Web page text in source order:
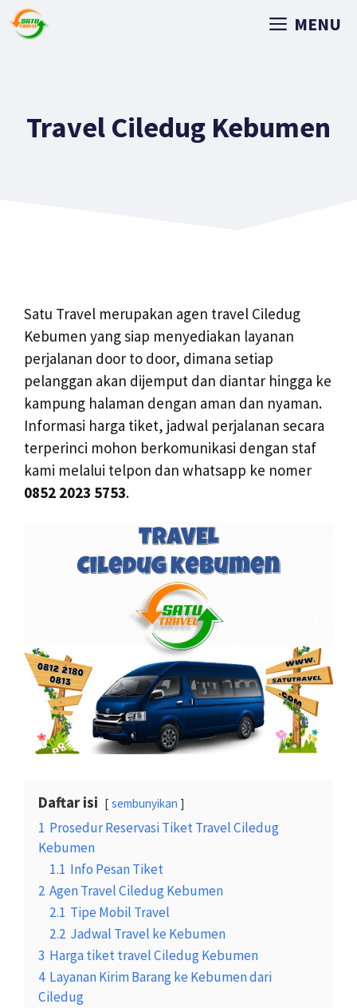
MENU
Travel Ciledug Kebumen
Satu Travel merupakan agen travel Ciledug
Kebumen yang siap menyediakan layanan
perjalanan door to door, dimana setiap
pelanggan akan dijemput dan diantar hingga ke
kampung halaman dengan aman dan nyaman.
Informasi harga tiket, jadwal perjalanan secara
terperinci mohon berkomunikasi dengan staf
kami melalui telpon dan whatsapp ke nomer
0852 2023 5753.
Daftar isi sembunyikan
1 Prosedur Reservasi Tiket Travel Ciledug
Kebumen
1.1 Info Pesan Tiket
2 Agen Travel Ciledug Kebumen
2.1 Tipe Mobil Travel
2.2 Jadwal Travel ke Kebumen
3 Harga tiket travel Ciledug Kebumen
4 Layanan Kirim Barang ke Kebumen dari
Ciledug